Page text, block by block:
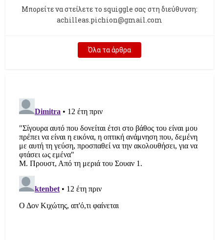
Μπορείτε να στείλετε το squiggle σας στη διεύθυνση:
achilleas.pichion@gmail.com
Όλα τα άρθρα